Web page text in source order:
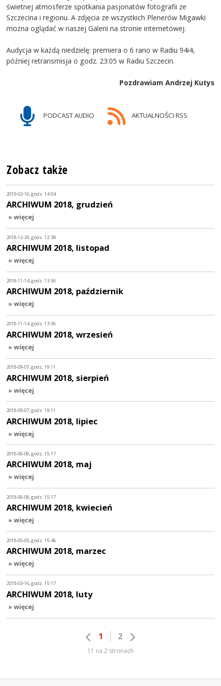
świetnej atmosferze spotkania pasjonatów fotografii ze
Szczecina i regionu. A zdjęcia ze wszystkich Plenerów Migawki
można oglądać w naszej Galerii na stronie internetowej.
Audycja w każdą niedzielę: premiera o 6 rano w Radiu 94i4,
później retransmisja o godz. 23:05 w Radiu Szczecin.
Pozdrawiam Andrzej Kutys
PODCAST AUDIO AKTUALNOŚCI RSS
Zobacz także
2019-02-16, godz. 14:04
ARCHIWUM 2018, grudzień
» więcej
2018-12-20, godz. 12:39
ARCHIWUM 2018, listopad
» więcej
2018-11-14, godz. 13:56
ARCHIWUM 2018, październik
» więcej
2018-11-14, godz. 13:56
ARCHIWUM 2018, wrzesień
» więcej
2018-09-07, godz. 19:11
ARCHIWUM 2018, sierpień
» więcej
2018-09-07, godz. 19:11
ARCHIWUM 2018, lipiec
» więcej
2018-06-08, godz. 15:17
ARCHIWUM 2018, maj
» więcej
2018-06-08, godz. 15:17
ARCHIWUM 2018, kwiecień
» więcej
2018-05-05, godz. 15:46
ARCHIWUM 2018, marzec
» więcej
2018-03-16, godz. 15:17
ARCHIWUM 2018, luty
» więcej
1 2
11 na 2 stronach